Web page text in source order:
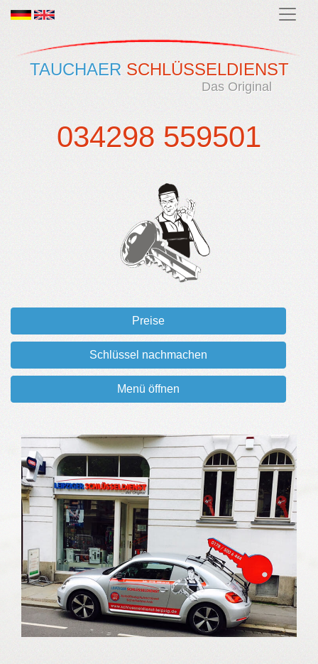
TAUCHAER SCHLÜSSELDIENST
Das Original
034298 559501
Preise
Schlüssel nachmachen
Menü öffnen